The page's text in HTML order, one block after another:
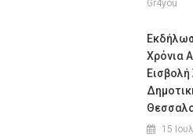
Gr4you
Χρόνια
Εισβολή
15